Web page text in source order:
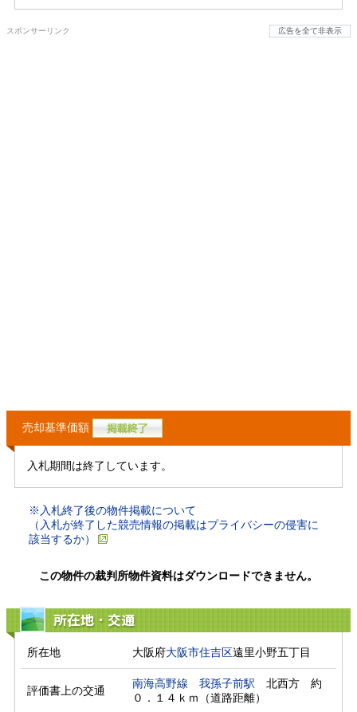
スポンサーリンク 広告を全て非表示
売却基準価額
入札期間は終了しています。
※入札終了後の物件掲載について
（入札が終了した競売情報の掲載はプライバシーの侵害に
該当するか）
この物件の裁判所物件資料はダウンロードできません。
所在地・交通
所在地 大阪府大阪市住吉区遠里小野五丁目
評価書上の交通
南海高野線 我孫子前駅 北西方　約
０．１４ｋｍ（道路距離）